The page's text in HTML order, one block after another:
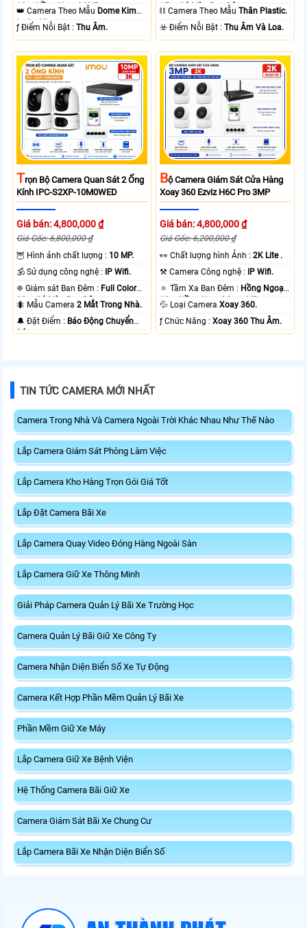
10m Hồng Ngoại SMD.
👑 Camera Theo Mẫu Dome Kim
loại + Nhựa.
️ƒ Điểm Nỗi Bật :Thu Âm.
15m Có Màu Ban Ðêm.
⛓ Camera Theo MẫuThân Plastic.
️☣️ Điểm Nỗi Bật :Thu Âm Và Loa.
TRọn Bộ Camera Quan Sát 2 Ống
Kính IPC-S2XP-10M0WED
Giá bán: 4,800,000 ₫
Giá Gốc: 6,800,000 ₫
🦉 Hình ảnh chất lượng : 10 MP.
🕉️ Sử dụng công nghệ : IP Wifi.
❈ Giám sát Ban Đêm : Full Color
20m Có Màu Ban Ðêm.
🐜 Mẫu Camera2 Mắt Trong Nhà.
️🔔 Đặt Điểm : Báo Động Chuyển
Động.
BỘ Camera Giám Sát Cửa Hàng
Xoay 360 Ezviz H6C Pro 3MP
Giá bán: 4,800,000 ₫
Giá Gốc: 6,200,000 ₫
️👀 Chất lượng hình Ảnh :2K Lite .
⚒ Camera Công nghệ : IP Wifi.
🔅 Tầm Xa Ban Đêm : Hồng Ngoại
10m Hồng Ngoại Smart IR.
💦 Loại CameraXoay 360.
️ƒ Chức Năng :Xoay 360 Thu Âm.
TIN TỨC CAMERA MỚI NHẤT
Camera Trong Nhà Và Camera Ngoài Trời Khác Nhau Như Thế Nào
Lắp Camera Giám Sát Phòng Làm Việc
Lắp Camera Kho Hàng Trọn Gói Giá Tốt
Lắp Đặt Camera Bãi Xe
Lắp Camera Quay Video Đóng Hàng Ngoài Sàn
Lắp Camera Giữ Xe Thông Minh
Giải Pháp Camera Quản Lý Bãi Xe Trường Học
Camera Quản Lý Bãi Giữ Xe Công Ty
Camera Nhận Diện Biển Số Xe Tự Động
Camera Kết Hợp Phần Mềm Quản Lý Bãi Xe
Phần Mềm Giữ Xe Máy
Lắp Camera Giữ Xe Bệnh Viện
Hệ Thống Camera Bãi Giữ Xe
Camera Giám Sát Bãi Xe Chung Cư
Lắp Camera Bãi Xe Nhận Diện Biển Số